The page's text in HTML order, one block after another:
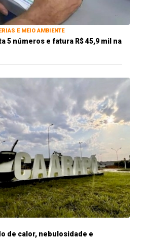
E MEIO AMBIENTE
5 números e fatura R$ 45,9 mil na
de calor, nebulosidade e